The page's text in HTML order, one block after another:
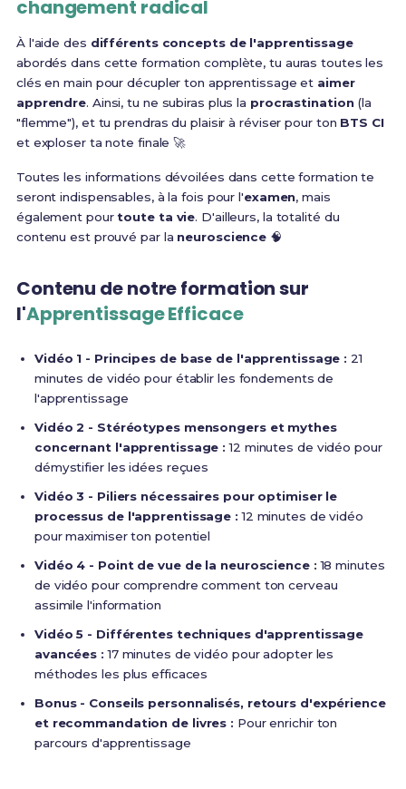
changement radical
À l'aide des différents concepts de l'apprentissage
abordés dans cette formation complète, tu auras toutes les
clés en main pour décupler ton apprentissage et aimer
apprendre. Ainsi, tu ne subiras plus la procrastination(la
"flemme"), et tu prendras du plaisir à réviser pour ton BTS CI
et exploser ta note finale 🚀
Toutes les informations dévoilées dans cette formation te
seront indispensables, à la fois pour l'examen, mais
également pourtoute ta vie. D'ailleurs, la totalité du
contenu est prouvé par la neuroscience 🧠
Contenu de notre formation sur
l'Apprentissage Efficace
Vidéo 1 - Principes de base de l'apprentissage : 21
minutes de vidéo pour établir les fondements de
l'apprentissage
Vidéo 2 - Stéréotypes mensongers et mythes
concernant l'apprentissage : 12 minutes de vidéo pour
démystifier les idées reçues
Vidéo 3 - Piliers nécessaires pour optimiser le
processus de l'apprentissage : 12 minutes de vidéo
pour maximiser ton potentiel
Vidéo 4 - Point de vue de la neuroscience : 18 minutes
de vidéo pour comprendre comment ton cerveau
assimile l'information
Vidéo 5 - Différentes techniques d'apprentissage
avancées : 17 minutes de vidéo pour adopter les
méthodes les plus efficaces
Bonus - Conseils personnalisés, retours d'expérience
et recommandation de livres : Pour enrichir ton
parcours d'apprentissage